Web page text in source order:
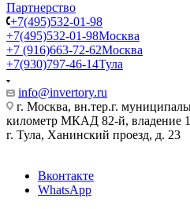
Партнерство
+7(495)532-01-98
+7(495)532-01-98Москва
+7 (916)663-72-62Москва
+7(930)797-46-14Тула
info@invertory.ru
г. Москва, вн.тер.г.
километр МКАД 82-й, владение
г. Тула, Ханинский проезд, д. 23
Вконтакте
WhatsApp